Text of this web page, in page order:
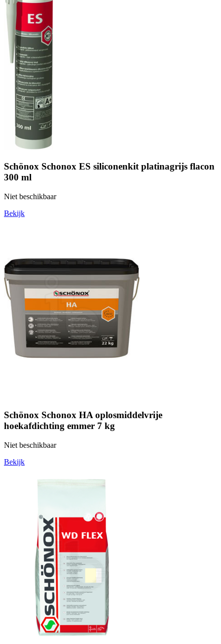
Schönox Schonox ES siliconenkit platinagrijs flacon
300 ml
Niet beschikbaar
Bekijk
Schönox Schonox HA oplosmiddelvrije
hoekafdichting emmer 7 kg
Niet beschikbaar
Bekijk